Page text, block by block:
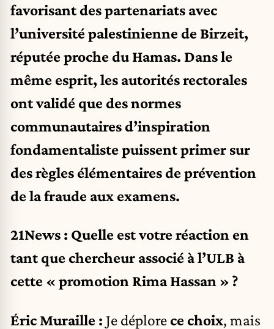
favorisant des partenariats avec
l’université palestinienne de Birzeit,
réputée proche du Hamas. Dans le
même esprit, les autorités rectorales
ont validé que des normes
communautaires d’inspiration
fondamentaliste puissent primer sur
des règles élémentaires de prévention
de la fraude aux examens.
21News : Quelle est votre réaction en
tant que chercheur associé à l’ULB à
cette « promotion Rima Hassan » ?
Éric Muraille : Je déplorece choix, mais